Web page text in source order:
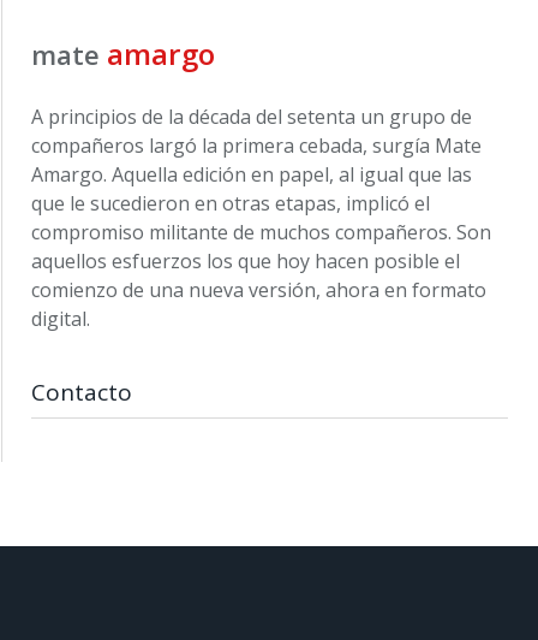
mate amargo
A principios de la década del setenta un grupo de
compañeros largó la primera cebada, surgía Mate
Amargo. Aquella edición en papel, al igual que las
que le sucedieron en otras etapas, implicó el
compromiso militante de muchos compañeros. Son
aquellos esfuerzos los que hoy hacen posible el
comienzo de una nueva versión, ahora en formato
digital.
Contacto